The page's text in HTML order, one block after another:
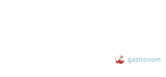
gastronom